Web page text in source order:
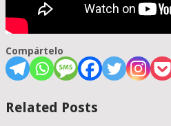
Compártelo
Related Posts